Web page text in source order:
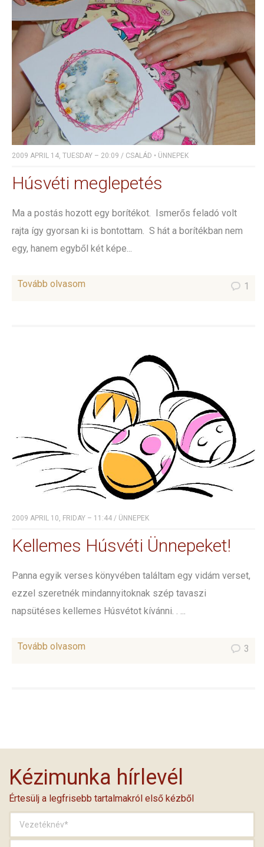
2009 APRIL 14, TUESDAY – 20:09 / CSALÁD • ÜNNEPEK
Húsvéti meglepetés
Ma a postás hozott egy borítékot. Ismerős feladó volt
rajta így gyorsan ki is bontottam. S hát a borítékban nem
egy, hanem egyből két képe...
Tovább olvasom 1
2009 APRIL 10, FRIDAY – 11:44 / ÜNNEPEK
Kellemes Húsvéti Ünnepeket!
Panna egyik verses könyvében találtam egy vidám verset,
ezzel szeretnék mindannyitoknak szép tavaszi
napsütéses kellemes Húsvétot kívánni. . ...
Tovább olvasom 3
Kézimunka hírlevél
Értesülj a legfrisebb tartalmakról első kézből